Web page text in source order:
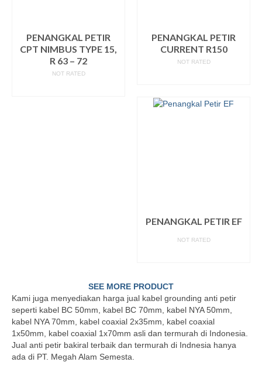
PENANGKAL PETIR
CPT NIMBUS TYPE 15,
R 63 – 72
NOT RATED
PENANGKAL PETIR
CURRENT R150
NOT RATED
PENANGKAL PETIR EF
NOT RATED
SEE MORE PRODUCT
Kami juga menyediakan harga jual kabel grounding anti petir
seperti kabel BC 50mm, kabel BC 70mm, kabel NYA 50mm,
kabel NYA 70mm, kabel coaxial 2x35mm, kabel coaxial
1x50mm, kabel coaxial 1x70mm asli dan termurah di Indonesia.
Jual anti petir bakiral terbaik dan termurah di Indnesia hanya
ada di PT. Megah Alam Semesta.